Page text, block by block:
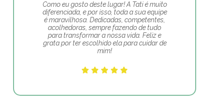
Como eu gosto deste lugar! A Tati é muito
diferenciada, e por isso, toda a sua equipe
é maravilhosa. Dedicadas, competentes,
acolhedoras, sempre fazendo de tudo
para transformar a nossa vida. Feliz e
grata por ter escolhido ela para cuidar de
mim!